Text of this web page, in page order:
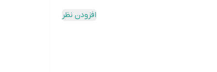
افزودن نظر